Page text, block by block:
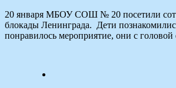
20 января МБОУ СОШ № 20 посетили
блокады Ленинграда. Дети
понравилось мероприятие, они с